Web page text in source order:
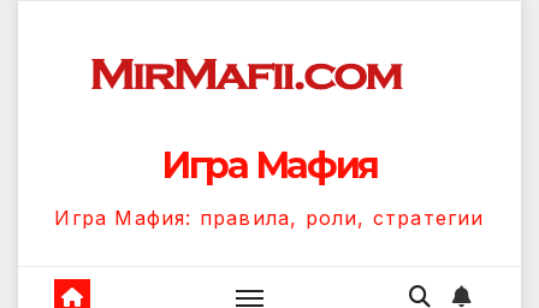
содержанию
Игра Мафия
Игра Мафия: правила, роли, стратегии